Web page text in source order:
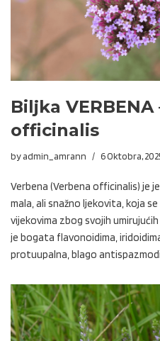
Biljka
officinalis
byadmin_amrann 6 Oktobra,
Verbena (Verbena officinalis) je
mala, ali snažno ljekovita, koja
vijekovima zbog svojih
je bogata flavonoidima,
protuupalna, blago